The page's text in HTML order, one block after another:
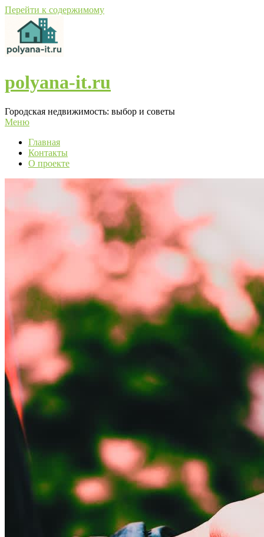
Перейти к содержимому
polyana-it.ru
Городская недвижимость: выбор и советы
Меню
Главная
Контакты
О проекте